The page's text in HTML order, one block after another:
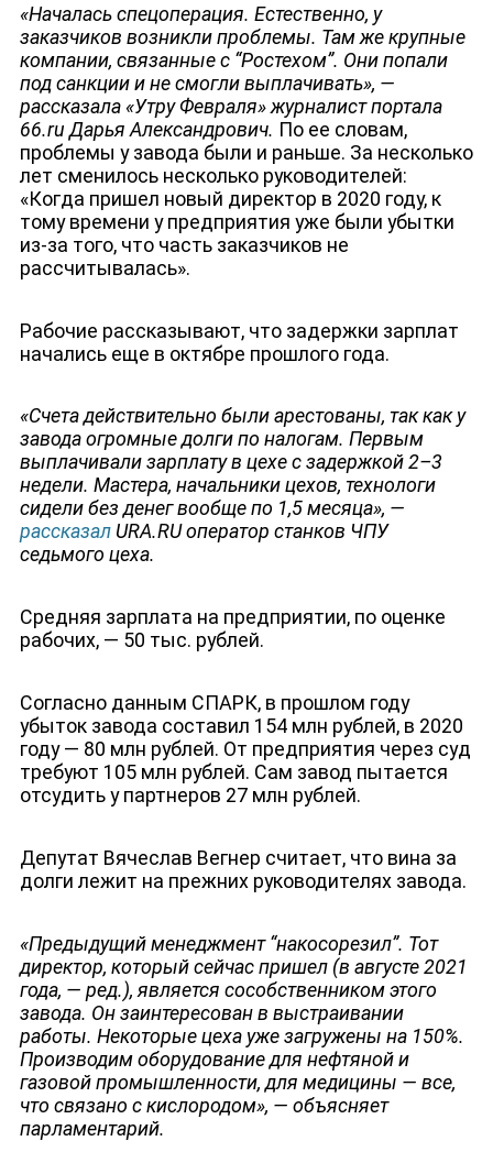
ЮТУБ-КАНАЛ
«Началась спецоперация. Естественно, у
заказчиков возникли проблемы. Там же крупные
компании, связанные с “Ростехом”. Они попали
под санкции и не смогли выплачивать», —
рассказала«Утру Февраля»журналист портала
66.ru Дарья Александрович. По ее словам,
проблемы у завода были и раньше. За несколько
лет сменилось несколько руководителей:
«Когда пришел новый директор в 2020 году, к
тому времени у предприятия уже были убытки
из-за того, что часть заказчиков не
рассчитывалась».
Рабочие рассказывают, что задержки зарплат
начались еще в октябре прошлого года.
«Счета действительно были арестованы, так как у
завода огромные долги по налогам. Первым
выплачивали зарплату в цехе с задержкой 2–3
недели. Мастера, начальники цехов, технологи
сидели без денег вообще по 1,5 месяца», —
рассказалURA.RU оператор станков ЧПУ
седьмого цеха.
Средняя зарплата на предприятии, по оценке
рабочих, — 50 тыс. рублей.
Согласно данным СПАРК, в прошлом году
убыток завода составил 154 млн рублей, в 2020
году — 80 млн рублей. От предприятия через суд
требуют 105 млн рублей. Сам завод пытается
отсудить у партнеров 27 млн рублей.
Депутат Вячеслав Вегнер считает, что вина за
долги лежит на прежних руководителях завода.
«Предыдущий менеджмент “накосорезил”. Тот
директор, который сейчас пришел (в августе 2021
года, — ред.), является сособственником этого
завода. Он заинтересован в выстраивании
работы. Некоторые цеха уже загружены на 150%.
Производим оборудование для нефтяной и
газовой промышленности, для медицины — все,
что связано с кислородом», — объясняет
парламентарий.